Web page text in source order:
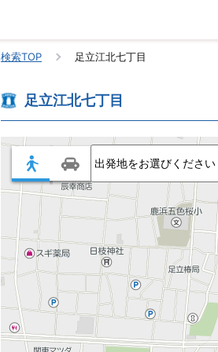
検索TOP 足立江北七丁目
足立江北七丁目